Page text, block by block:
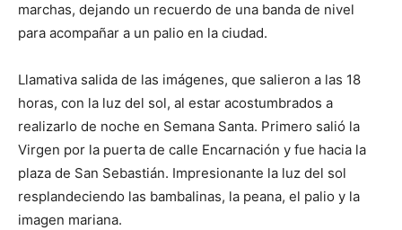
marchas, dejando un recuerdo de una banda de nivel
para acompañar a un palio en la ciudad.
Llamativa salida de las imágenes, que salieron a las 18
horas, con la luz del sol, al estar acostumbrados a
realizarlo de noche en Semana Santa. Primero salió la
Virgen por la puerta de calle Encarnación y fue hacia la
plaza de San Sebastián. Impresionante la luz del sol
resplandeciendo las bambalinas, la peana, el palio y la
imagen mariana.